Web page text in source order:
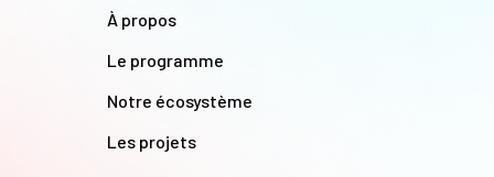
À propos
Le programme
Notre écosystème
Les projets